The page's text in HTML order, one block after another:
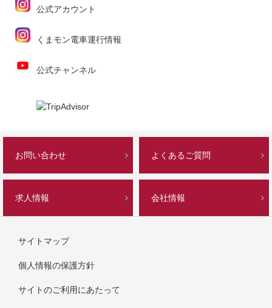
公式アカウント
くまモン電車運行情報
公式チャンネル
お問い合わせ よくあるご質問
求人情報 会社情報
サイトマップ
個人情報の保護方針
サイトのご利用にあたって